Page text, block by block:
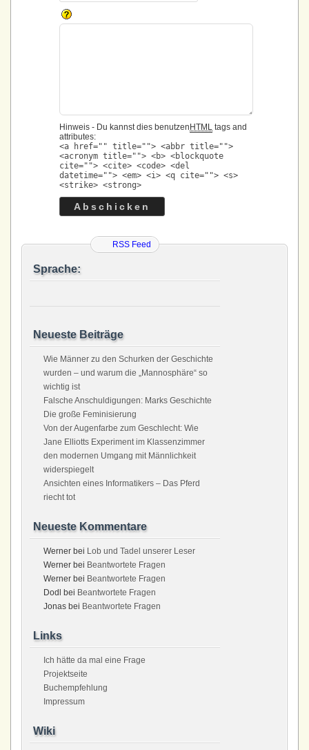
Hinweis - Du kannst dies benutzen HTML tags and
attributes:
<a href="" title=""> <abbr title="">
<acronym title=""> <b> <blockquote
cite=""> <cite> <code> <del
datetime=""> <em> <i> <q cite=""> <s>
<strike> <strong>
RSS Feed
Sprache:
Neueste Beiträge
Wie Männer zu den Schurken der Geschichte
wurden – und warum die „Mannosphäre“ so
wichtig ist
Falsche Anschuldigungen: Marks Geschichte
Die große Feminisierung
Von der Augenfarbe zum Geschlecht: Wie
Jane Elliotts Experiment im Klassenzimmer
den modernen Umgang mit Männlichkeit
widerspiegelt
Ansichten eines Informatikers – Das Pferd
riecht tot
Neueste Kommentare
Werner bei Lob und Tadel unserer Leser
Werner bei Beantwortete Fragen
Werner bei Beantwortete Fragen
Dodl
bei Beantwortete Fragen
Jonas bei Beantwortete Fragen
Links
Ich hätte da mal eine Frage
Projektseite
Buchempfehlung
Impressum
Wiki